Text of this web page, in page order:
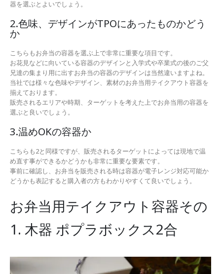
器を選ぶとよいでしょう。
2.色味、デザインがTPOにあったものかどう
か
こちらもお弁当の容器を選ぶ上で非常に重要な項目です。
お花見などに向いている容器のデザインと入学式や卒業式の後のご父
兄達の集まり用に出すお弁当の容器のデザインは当然違いますよね。
当社では様々な色味やデザイン、素材のお弁当用テイクアウト容器を
揃えております。
販売されるエリアや時期、ターゲットを考えた上でお弁当用の容器を
選ぶと良いでしょう。
3.温めOKの容器か
こちらも2と同様ですが、販売されるターゲットによっては現地で温
め直す事ができるかどうかも非常に重要な要素です。
事前に確認し、お弁当を販売される時は容器が電子レンジ対応可能か
どうかも表記すると購入者の方もわかりやすくて良いでしょう。
お弁当用テイクアウト容器その
1. 木器 ポプラボックス2合